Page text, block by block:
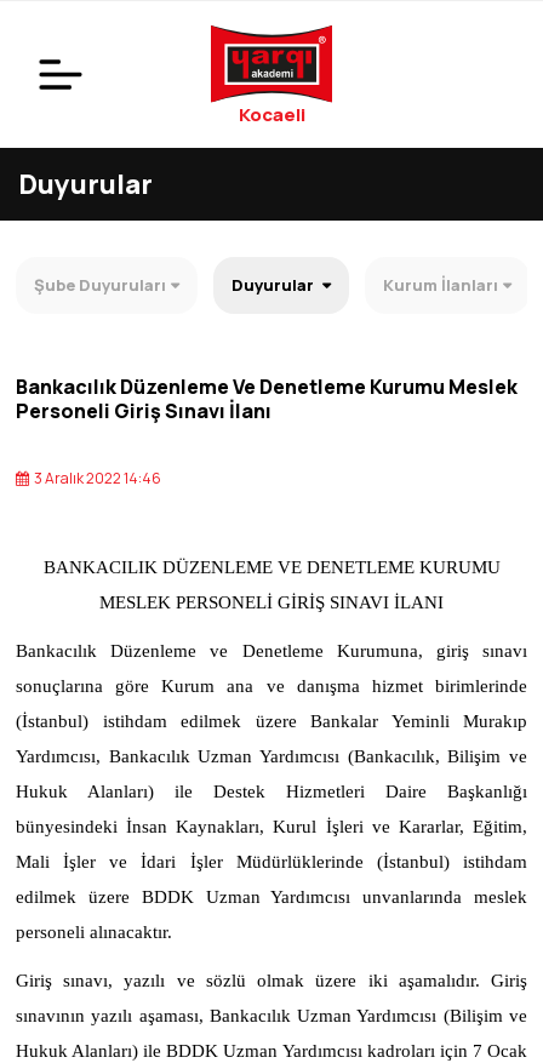
Kocaeli
Duyurular
Şube Duyuruları Duyurular Kurum İlanları
Bankacılık Düzenleme Ve Denetleme Kurumu Meslek
Personeli Giriş Sınavı İlanı
3 Aralık 2022 14:46
BANKACILIK DÜZENLEME VE DENETLEME KURUMU
MESLEK PERSONELİ GİRİŞ SINAVI İLANI
Bankacılık Düzenleme ve Denetleme Kurumuna, giriş sınavı
sonuçlarına göre Kurum ana ve danışma hizmet birimlerinde
(İstanbul) istihdam edilmek üzere Bankalar Yeminli Murakıp
Yardımcısı, Bankacılık Uzman Yardımcısı (Bankacılık, Bilişim ve
Hukuk Alanları) ile Destek Hizmetleri Daire Başkanlığı
bünyesindeki İnsan Kaynakları, Kurul İşleri ve Kararlar, Eğitim,
Mali İşler ve İdari İşler Müdürlüklerinde (İstanbul) istihdam
edilmek üzere BDDK Uzman Yardımcısı unvanlarında meslek
personeli alınacaktır.
Giriş sınavı, yazılı ve sözlü olmak üzere iki aşamalıdır. Giriş
sınavının yazılı aşaması, Bankacılık Uzman Yardımcısı (Bilişim ve
Hukuk Alanları) ile BDDK Uzman Yardımcısı kadroları için 7 Ocak